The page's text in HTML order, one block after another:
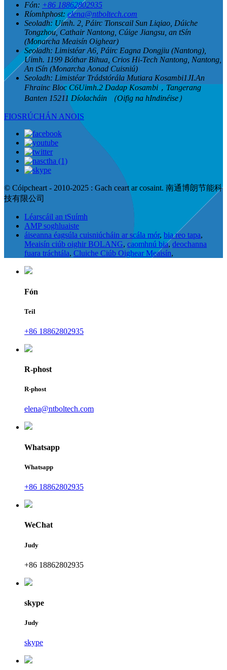
Fón: +86 18862802935
Ríomhphost: elena@ntboltech.com
Seoladh: Uimh. 2, Páirc Tionscail Sun Liqiao, Dúiche
Tongzhou, Cathair Nantong, Cúige Jiangsu, an tSín
(Monarcha Meaisín Oighear)
Seoladh: Limistéar A6, Páirc Eagna Dongjiu (Nantong),
Uimh. 1199 Bóthar Bihua, Crios Hi-Tech Nantong, Nantong,
An tSín (Monarcha Aonad Cuisniú)
Seoladh: Limistéar Trádstórála Mutiara Kosambi1JI.An
Fhrainc Bloc C6Uimh.2 Dadap Kosambi，Tangerang
Banten 15211 Díolacháin （Oifig na hIndinéise）
FIOSRÚCHÁN ANOIS
© Cóipcheart - 2010-2025 : Gach ceart ar cosaint. 南通博朗节能科
技有限公司
Léarscáil an tSuímh
AMP soghluaiste
áiseanna éagsúla cuisniúcháin ar scála mór, bia reo tapa,
Meaisín ciúb oighir BOLANG, caomhnú bia, deochanna
fuara tráchtála, Cluiche Ciúb Oighear Meaisín,
Fón
Teil
+86 18862802935
R-phost
R-phost
elena@ntboltech.com
Whatsapp
Whatsapp
+86 18862802935
WeChat
Judy
+86 18862802935
skype
Judy
skype